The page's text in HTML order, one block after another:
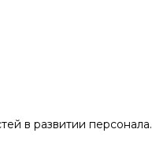
в развитии персонала.